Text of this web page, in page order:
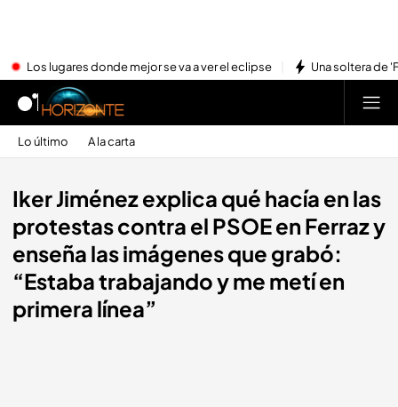
Los lugares donde mejor se va a ver el eclipse Una soltera de
Lo último A la carta
Iker Jiménez explica qué hacía en las
protestas contra el PSOE en Ferraz y
enseña las imágenes que grabó:
“Estaba trabajando y me metí en
primera línea”